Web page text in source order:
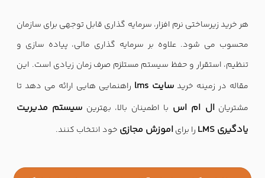
هر خرید زیرساختی نرم افزار، سرمایه گذاری قابل توجهی برای سازمان
محسوب می شود. علاوه بر سرمایه گذاری مالی، پیاده سازی و
تنظیم، استقرار و حفظ سیستم مستلزم صرف زمان زیادی است. این
مقاله در زمینه خرید سایت lms
راهنمایی هایی ارائه می دهد تا
مشتریانال ام اس با اطمینان بالا، بهترین سیستم مدیریت
یادگیری LMS
را برایاموزش مجازی خود انتخاب کنند.